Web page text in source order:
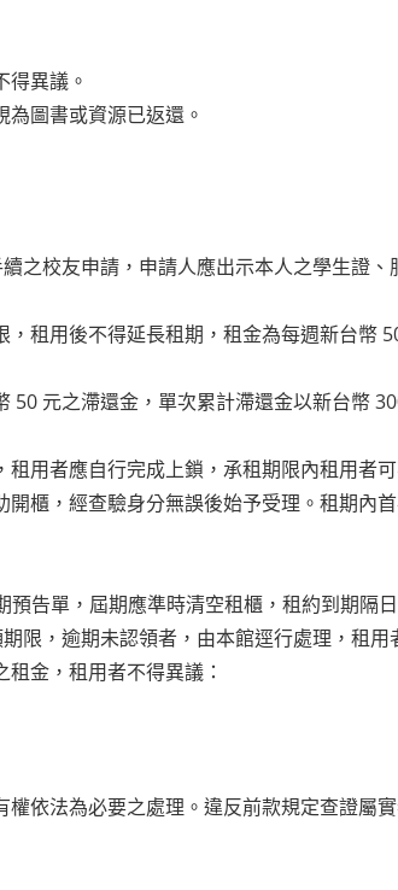
異議。
圖書或資源已返還。
之校友申請，申請人應出示本人之學生證
租用後不得延長租期，租金為每週新台幣
元之滯還金，單次累計滯還金以新台幣
用者應自行完成上鎖，承租期限內租用者
櫃，經查驗身分無誤後始予受理。租期內
告單，屆期應準時清空租櫃，租約到期隔
限，逾期未認領者，由本館逕行處理，租用
金，租用者不得異議：
依法為必要之處理。違反前款規定查證屬